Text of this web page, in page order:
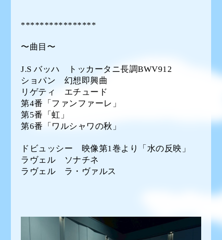
****************
〜曲目〜
J.S バッハ トッカータニ長調BWV912
ショパン 幻想即興曲
リゲティ エチュード
第4番「ファンファーレ」
第5番「虹」
第6番「ワルシャワの秋」
ドビュッシー 映像第1巻より「水の反映」
ラヴェル ソナチネ
ラヴェル ラ・ヴァルス